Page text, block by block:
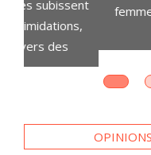
femmes chefs de
foot.